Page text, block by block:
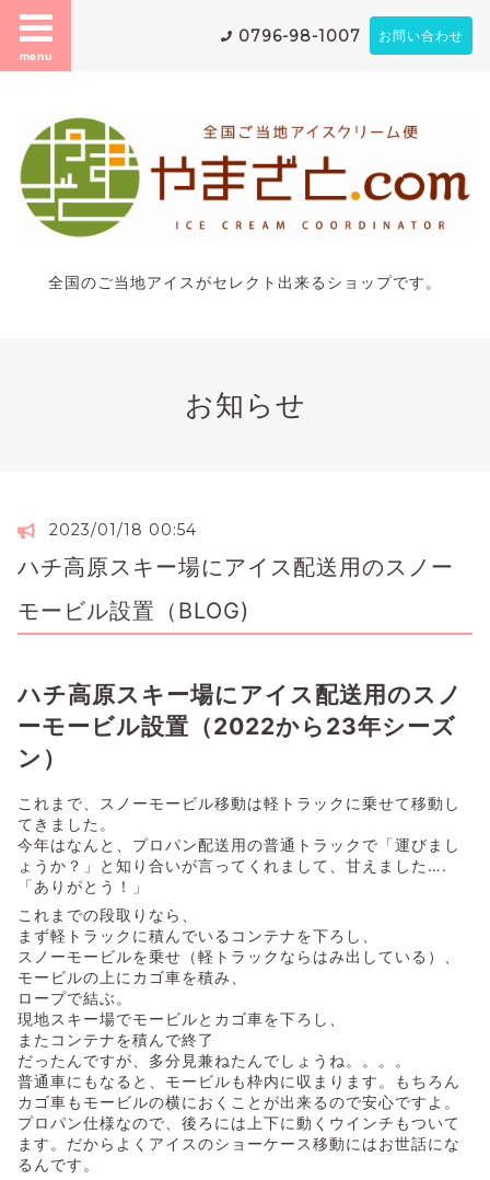
menu
0796-98-1007 お問い合わせ
全国のご当地アイスがセレクト出来るショップです。
お知らせ
2023/01/18 00:54
ハチ高原スキー場にアイス配送用のスノー
モービル設置（BLOG)
ハチ高原スキー場にアイス配送用のスノ
ーモービル設置（2022から23年シーズ
ン）
これまで、スノーモービル移動は軽トラックに乗せて移動し
てきました。
今年はなんと、プロパン配送用の普通トラックで「運びまし
ょうか？」と知り合いが言ってくれまして、甘えました….
「ありがとう！」
これまでの段取りなら、
まず軽トラックに積んでいるコンテナを下ろし、
スノーモービルを乗せ（軽トラックならはみ出している）、
モービルの上にカゴ車を積み、
ロープで結ぶ。
現地スキー場でモービルとカゴ車を下ろし、
またコンテナを積んで終了
だったんですが、多分見兼ねたんでしょうね。。。。
普通車にもなると、モービルも枠内に収まります。もちろん
カゴ車もモービルの横におくことが出来るので安心ですよ。
プロパン仕様なので、後ろには上下に動くウインチもついて
ます。だからよくアイスのショーケース移動にはお世話にな
るんです。